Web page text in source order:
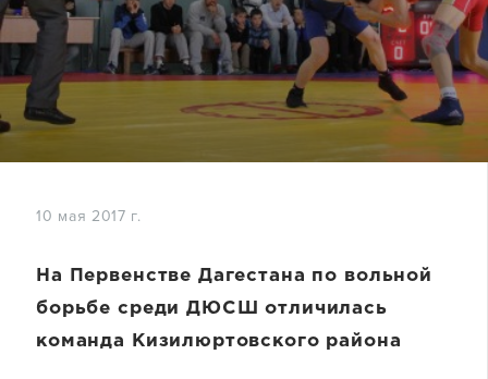
10 мая 2017 г.
На Первенстве Дагестана по вольной
борьбе среди ДЮСШ отличилась
команда Кизилюртовского района